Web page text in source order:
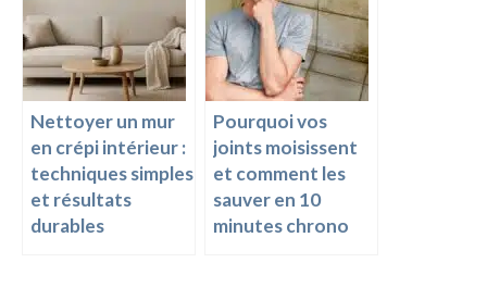
Nettoyer un mur
en crépi intérieur :
techniques simples
et résultats
durables
Pourquoi vos
joints moisissent
et comment les
sauver en 10
minutes chrono